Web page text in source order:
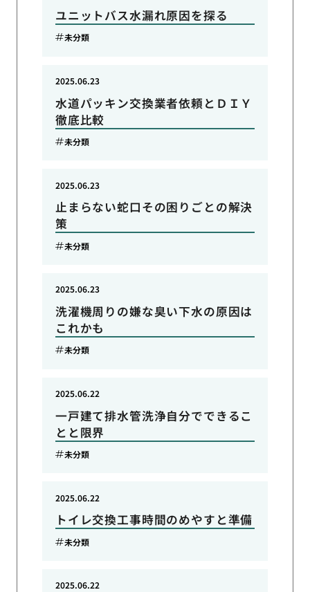
ユニットバス水漏れ原因を探る
未分類
水道パッキン交換業者依頼とＤＩＹ
徹底比較
2025.06.23
未分類
止まらない蛇口その困りごとの解決
策
2025.06.23
未分類
洗濯機周りの嫌な臭い下水の原因は
これかも
2025.06.23
未分類
一戸建て排水管洗浄自分でできるこ
とと限界
2025.06.22
未分類
トイレ交換工事時間のめやすと準備
2025.06.22
未分類
2025.06.22